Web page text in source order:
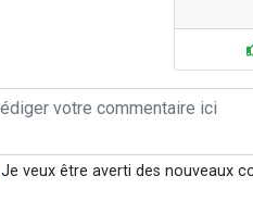
Je veux être averti des nouveaux